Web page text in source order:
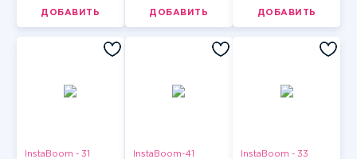
ДОБАВИТЬ ДОБАВИТЬ ДОБАВИТЬ
InstaBoom - 31 InstaBoom-41 InstaBoom - 33